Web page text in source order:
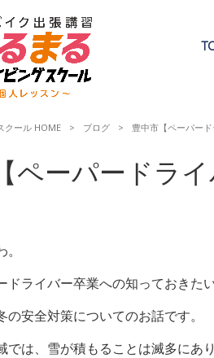
クール HOME > ブログ > 豊中市【ペーパー
ペーパードラ
ドライバー卒業への知っておきた
安全対策についてのお話です。
では、雪が積もることは滅多にあ